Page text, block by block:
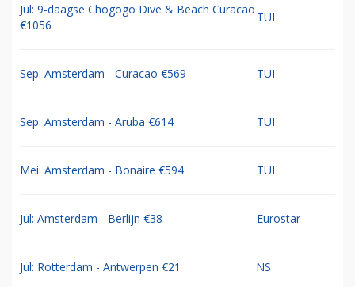
Jul: 9-daagse Chogogo Dive & Beach Curacao
€1056
TUI
Sep: Amsterdam - Curacao €569 TUI
Sep: Amsterdam - Aruba €614 TUI
Mei: Amsterdam - Bonaire €594 TUI
Jul: Amsterdam - Berlijn €38 Eurostar
Jul: Rotterdam - Antwerpen €21 NS